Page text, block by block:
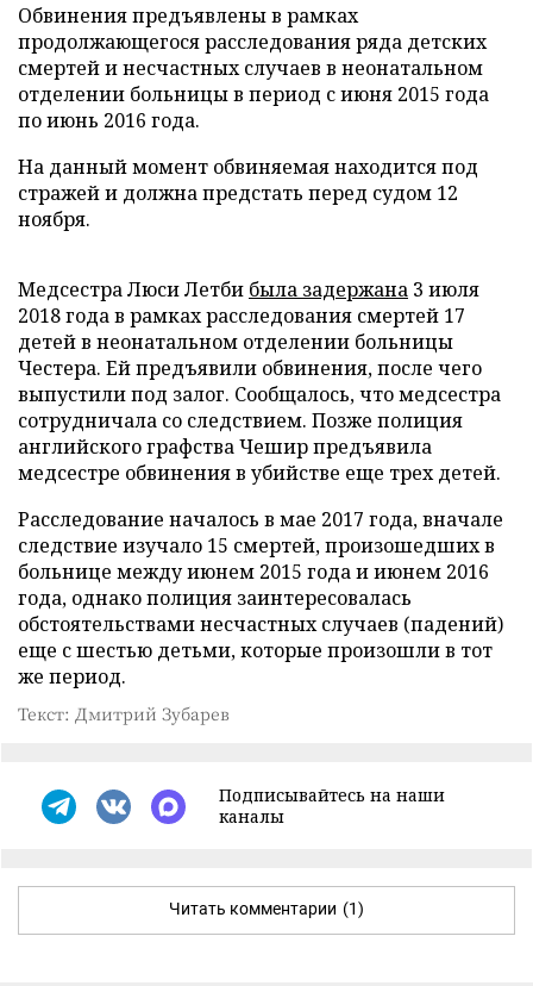
Обвинения предъявлены в рамках
продолжающегося расследования ряда детских
смертей и несчастных случаев в неонатальном
отделении больницы в период с июня 2015 года
по июнь 2016 года.
На данный момент обвиняемая находится под
стражей и должна предстать перед судом 12
ноября.
Медсестра Люси Летби была задержана 3 июля
2018 года в рамках расследования смертей 17
детей в неонатальном отделении больницы
Честера. Ей предъявили обвинения, после чего
выпустили под залог. Сообщалось, что медсестра
сотрудничала со следствием. Позже полиция
английского графства Чешир предъявила
медсестре обвинения в убийстве еще трех детей.
Расследование началось в мае 2017 года, вначале
следствие изучало 15 смертей, произошедших в
больнице между июнем 2015 года и июнем 2016
года, однако полиция заинтересовалась
обстоятельствами несчастных случаев (падений)
еще с шестью детьми, которые произошли в тот
же период.
Текст: Дмитрий Зубарев
Подписывайтесь на наши
каналы
Читать комментарии (1)